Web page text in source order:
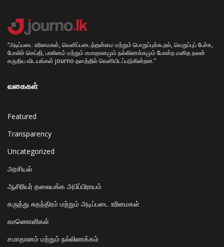
“அடிப்படை உரிமைகள், வெளிப்படைத்தன்மை மற்றும் பொறுப்புக்கூறல், வெறுப்புப் பேச்சு,
போலிச் செய்தி, பாலினம் மற்றும் சமாதானமும் நல்லிணக்கமும் போன்ற மனித நலன்
கருதிய விடயங்கள் journo தளத்தில் வெளியிடப்படுகின்றன.”
வகைகள்
Featured
Transparency
Uncategorized
அரசியல்
ஆசிரியர் தலையங்க அபிப்பிராயம்
கருத்து சுதந்திரம் மற்றும் அடிப்படை உரிமைகள்
காணொளிகள்
சமாதானம் மற்றும் நல்லிணக்கம்